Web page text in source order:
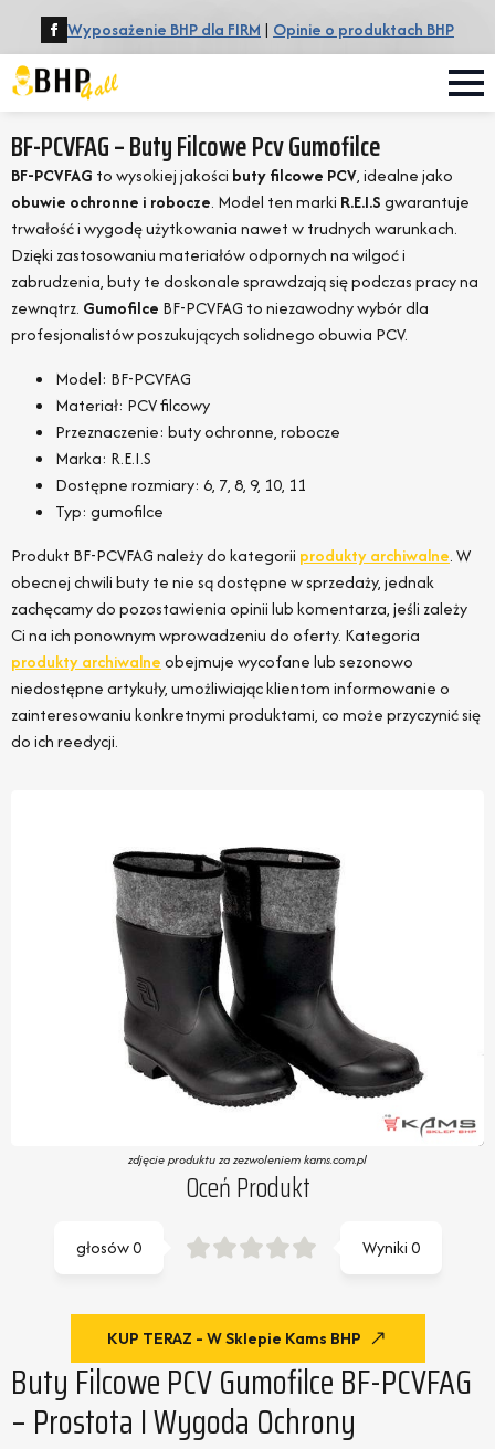
Wyposażenie BHP dla FIRM | Opinie o produktach BHP
BF-PCVFAG – Buty Filcowe Pcv Gumofilce
BF-PCVFAG to wysokiej jakości buty filcowe PCV, idealne jako
obuwie ochronne i robocze. Model ten marki R.E.I.Sgwarantuje
trwałość i wygodę użytkowania nawet w trudnych warunkach.
Dzięki zastosowaniu materiałów odpornych na wilgoć i
zabrudzenia, buty te doskonale sprawdzają się podczas pracy na
zewnątrz. Gumofilce BF-PCVFAG to niezawodny wybór dla
profesjonalistów poszukujących solidnego obuwia PCV.
Model: BF-PCVFAG
Materiał: PCV filcowy
Przeznaczenie: buty ochronne, robocze
Marka: R.E.I.S
Dostępne rozmiary: 6, 7, 8, 9, 10, 11
Typ: gumofilce
Produkt BF-PCVFAG należy do kategorii produkty archiwalne. W
obecnej chwili buty te nie są dostępne w sprzedaży, jednak
zachęcamy do pozostawienia opinii lub komentarza, jeśli zależy
Ci na ich ponownym wprowadzeniu do oferty. Kategoria
produkty archiwalneobejmuje wycofane lub sezonowo
niedostępne artykuły, umożliwiając klientom informowanie o
zainteresowaniu konkretnymi produktami, co może przyczynić się
do ich reedycji.
zdjęcie produktu za zezwoleniem kams.com.pl
Oceń Produkt
Wyniki0
głosów0
KUP TERAZ - W Sklepie Kams BHP
Buty Filcowe PCV Gumofilce BF-PCVFAG
– Prostota I Wygoda Ochrony